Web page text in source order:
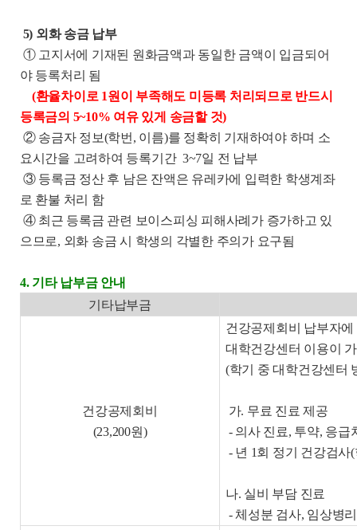
5) 외화 송금 납부
① 고지서에 기재된 원화금액과 동일한 금액이 입금되어
야 등록처리 됨
(환율차이로 1원이 부족해도 미등록 처리되므로 반드시
등록금의 5~10% 여유 있게 송금할 것)
② 송금자 정보(학번 , 이름)를 정확히 기재하여야 하며 소
요시간을 고려하여 등록기간 3~7일 전 납부
③ 등록금 정산 후 남은 잔액은 유레카에 입력한 학생계좌
로 환불 처리 함
④ 최근 등록금 관련 보이스피싱 피해사례가 증가하고 있
으므로, 외화 송금 시 학생의 각별한 주의가 요구됨
4. 기타 납부금 안내
기타납부금
건강공제회비
(23,200원)
건강공제회비 납부자
대학건강센터 이용이
(학기 중 대학건강센터
가. 무료 진료 제공
- 의사 진료, 투약, 응급
- 년 1회 정기 건강검사(
나. 실비 부담 진료
- 체성분 검사, 임상병